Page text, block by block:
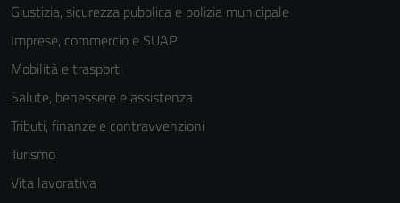
Giustizia, sicurezza pubblica e polizia municipale
Imprese, commercio e SUAP
Mobilità e trasporti
Salute, benessere e assistenza
Tributi, finanze e contravvenzioni
Turismo
Vita lavorativa